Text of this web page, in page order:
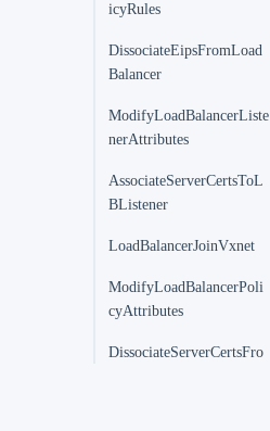
icyRules
DissociateEipsFromLoad
Balancer
ModifyLoadBalancerListe
nerAttributes
AssociateServerCertsToL
BListener
LoadBalancerJoinVxnet
ModifyLoadBalancerPoli
cyAttributes
DissociateServerCertsFro